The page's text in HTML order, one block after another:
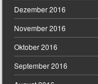
Dezember 2016
November 2016
Oktober 2016
September 2016